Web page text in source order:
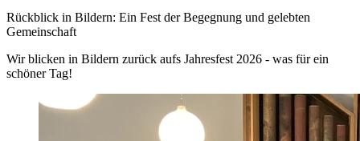
Rückblick in Bildern: Ein Fest der Begegnung und gelebten
Gemeinschaft
Wir blicken in Bildern zurück aufs Jahresfest 2026 - was für ein
schöner Tag!